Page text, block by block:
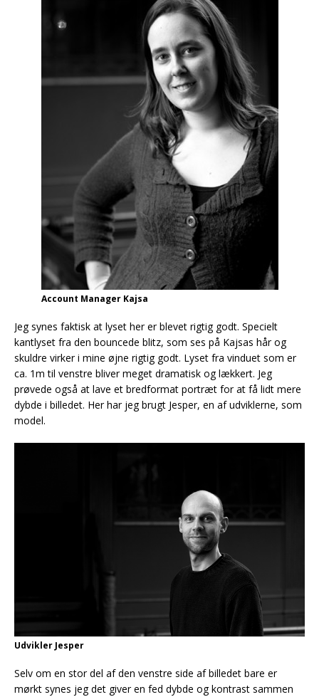
Account Manager Kajsa
Jeg synes faktisk at lyset her er blevet rigtig godt. Specielt
kantlyset fra den bouncede blitz, som ses på Kajsas hår og
skuldre virker i mine øjne rigtig godt. Lyset fra vinduet som er
ca. 1m til venstre bliver meget dramatisk og lækkert. Jeg
prøvede også at lave et bredformat portræt for at få lidt mere
dybde i billedet. Her har jeg brugt Jesper, en af udviklerne, som
model.
Udvikler Jesper
Selv om en stor del af den venstre side af billedet bare er
mørkt synes jeg det giver en fed dybde og kontrast sammen